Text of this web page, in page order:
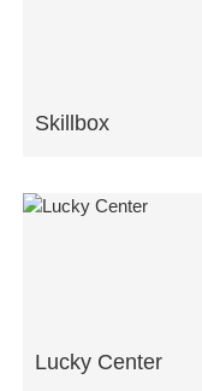
Skillbox
Lucky Center